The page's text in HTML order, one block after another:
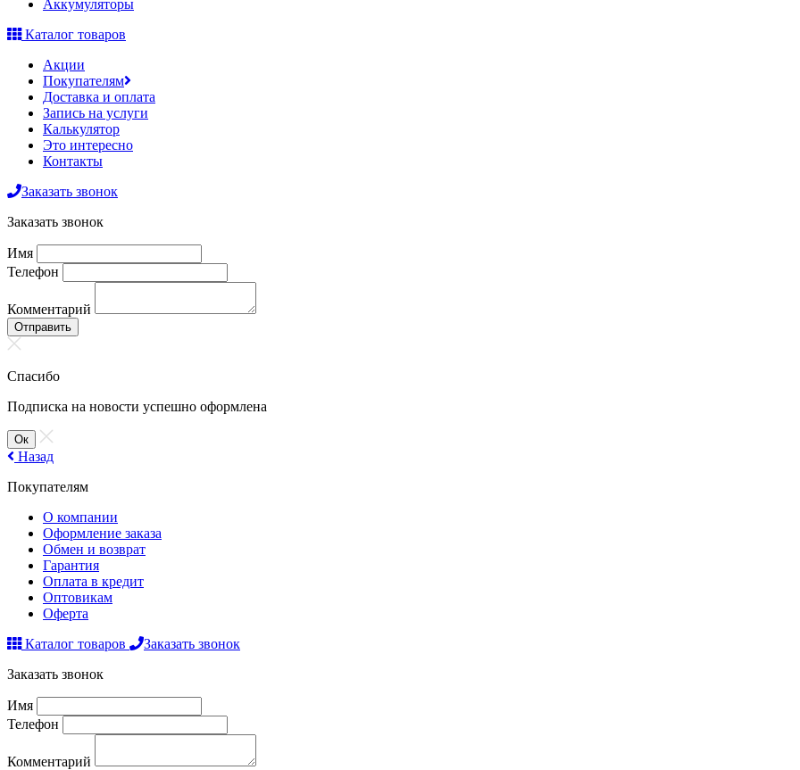
Аккумуляторы
Каталог товаров
Акции
Покупателям
Доставка и оплата
Запись на услуги
Калькулятор
Это интересно
Контакты
Заказать звонок
Заказать звонок
Имя
Телефон
Комментарий
Отправить
Спасибо
Подписка на новости успешно оформлена
Ок
Назад
Покупателям
О компании
Оформление заказа
Обмен и возврат
Гарантия
Оплата в кредит
Оптовикам
Оферта
Каталог товаров
Заказать звонок
Заказать звонок
Имя
Телефон
Комментарий